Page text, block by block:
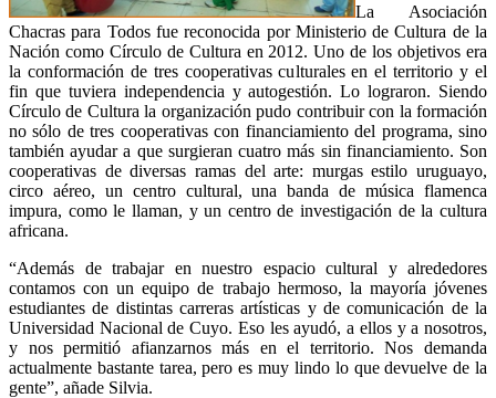
La Asociación
Chacras para Todos fue reconocida por Ministerio de Cultura de la
Nación como Círculo de Cultura en 2012. Uno de los objetivos era
la conformación de tres cooperativas culturales en el territorio y el
fin que tuviera independencia y autogestión. Lo lograron. Siendo
Círculo de Cultura la organización pudo contribuir con la formación
no sólo de tres cooperativas con financiamiento del programa, sino
también ayudar a que surgieran cuatro más sin financiamiento. Son
cooperativas de diversas ramas del arte: murgas estilo uruguayo,
circo aéreo, un centro cultural, una banda de música flamenca
impura, como le llaman, y un centro de investigación de la cultura
africana.
“Además de trabajar en nuestro espacio cultural y alrededores
contamos con un equipo de trabajo hermoso, la mayoría jóvenes
estudiantes de distintas carreras artísticas y de comunicación de la
Universidad Nacional de Cuyo. Eso les ayudó, a ellos y a nosotros,
y nos permitió afianzarnos más en el territorio. Nos demanda
actualmente bastante tarea, pero es muy lindo lo que devuelve de la
gente”, añade Silvia.